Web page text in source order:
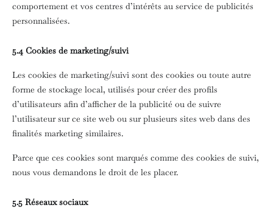
comportement et vos centres d’intérêts au service de publicités
personnalisées.
5.4 Cookies de marketing/suivi
Les cookies de marketing/suivi sont des cookies ou toute autre
forme de stockage local, utilisés pour créer des profils
d’utilisateurs afin d’afficher de la publicité ou de suivre
l’utilisateur sur ce site web ou sur plusieurs sites web dans des
finalités marketing similaires.
Parce que ces cookies sont marqués comme des cookies de suivi,
nous vous demandons le droit de les placer.
5.5 Réseaux sociaux